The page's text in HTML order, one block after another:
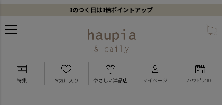
3のつく日は3倍ポイントアップ
特集 お気に入り やさしい洋品店 マイページ ハウピアTOP